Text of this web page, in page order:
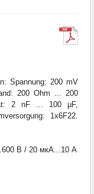
Spannung: 200 mV
200 Ohm ... 200
2 nF ... 100 μF,
1x6F22.
В / 20 мкА...10 А